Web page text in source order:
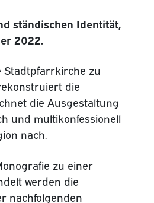
ständischen Identität,
2022.
Stadtpfarrkirche zu
die
die Ausgestaltung
und multikonfessionell
nach.
zu einer
werden die
nachfolgenden